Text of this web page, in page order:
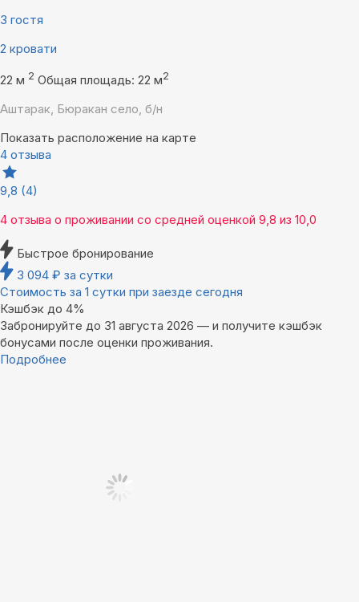
3 гостя
2 кровати
22 м 2 Общая площадь: 22 м2
Аштарак, Бюракан село, б/н
Показать расположение на карте
4 отзыва
9,8 (4)
4 отзыва о проживании со средней оценкой 9,8 из 10,0
Быстрое бронирование
3 094 ₽ за сутки
Стоимость за 1 сутки при заезде сегодня
Кэшбэк до 4%
Забронируйте до 31 августа 2026 — и получите кэшбэк
бонусами после оценки проживания.
Подробнее